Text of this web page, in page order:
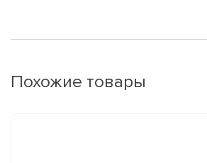
Похожие товары